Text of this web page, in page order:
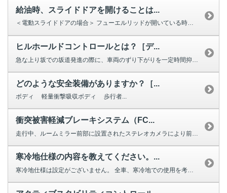
給油時、スライドドアを開けることは...
＜電動スライドドアの場合＞ フューエルリッドが開いている時は、助手席側の...
ヒルホールドコントロールとは？［デ...
急な上り坂での坂道発進の際に、車両のずり下がりを一定時間抑制し、スムーズな...
どのような安全装備がありますか？［...
ボディ 軽量衝撃吸収ボディ 歩行者...
衝突被害軽減ブレーキシステム（FC...
寒冷地仕様の内容を教えてください。...
寒冷地仕様は設定がございません。 全車、寒冷地での使用を考慮した...